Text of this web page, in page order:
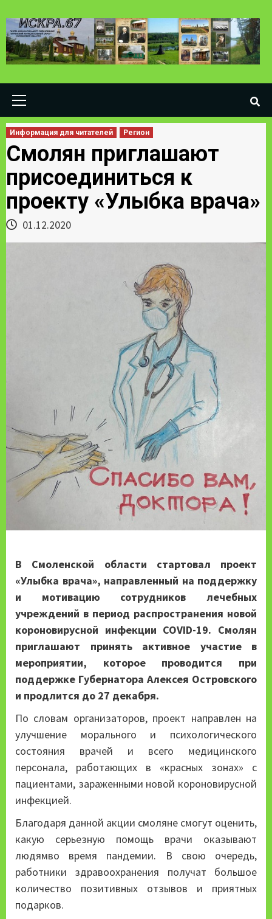
to
content
Информация для читателей Регион
Смолян приглашают
присоединиться к
проекту «Улыбка врача»
01.12.2020
В Смоленской области стартовал проект
«Улыбка врача», направленный на поддержку
и мотивацию сотрудников лечебных
учреждений в период распространения новой
короновирусной инфекции COVID-19. Смолян
приглашают принять активное участие в
мероприятии, которое проводится при
поддержке Губернатора Алексея Островского
и продлится до 27 декабря.
По словам организаторов, проект направлен на
улучшение морального и психологического
состояния врачей и всего медицинского
персонала, работающих в «красных зонах» с
пациентами, зараженными новой короновирусной
инфекцией.
Благодаря данной акции смоляне смогут оценить,
какую серьезную помощь врачи оказывают
людямво время пандемии. В свою очередь,
работники здравоохранения получат большое
количество позитивных отзывов и приятных
подарков.